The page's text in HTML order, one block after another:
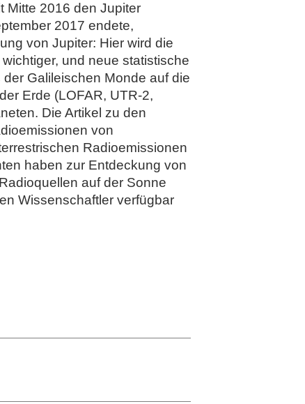
Mitte 2016 den Jupiter
2017 endete,
von Jupiter: Hier wird die
und neue statistische
Galileischen Monde auf die
Erde (LOFAR, UTR-2,
Die Artikel zu den
von
Radioemissionen
haben zur Entdeckung von
auf der Sonne
Wissenschaftler verfügbar